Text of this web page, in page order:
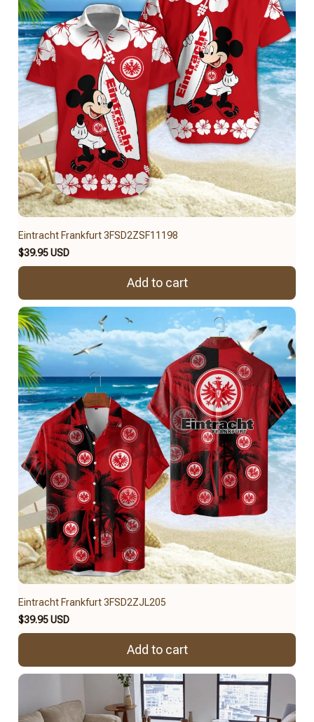
Eintracht Frankfurt 3FSD2ZSF11198
$39.95 USD
Add to cart
Eintracht Frankfurt 3FSD2ZJL205
$39.95 USD
Add to cart